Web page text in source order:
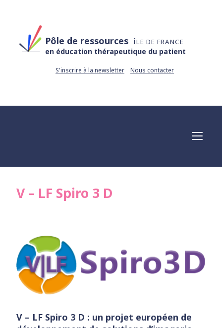
Pôle de ressources ÎLE DE FRANCE
en éducation thérapeutique du patient
S'inscrire à la newsletter Nous contacter
V – LF Spiro 3 D
V – LF Spiro 3 D : un projet européen de